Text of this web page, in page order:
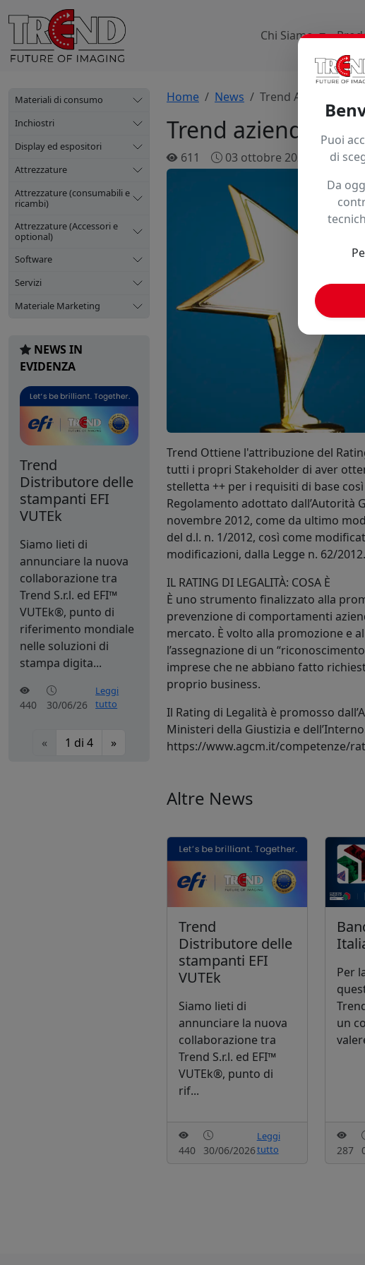
Chi Siamo
Materiali di consumo
Inchiostri
Display ed espositori
Attrezzature
Attrezzature (consumabili e
ricambi)
Attrezzature (Accessori e
optional)
Software
Servizi
Materiale Marketing
NEWS IN
EVIDENZA
Trend
Distributore delle
stampanti EFI
VUTEk
Siamo lieti di
annunciare la nuova
collaborazione tra
Trend S.r.l. ed EFI™
VUTEk®, punto di
riferimento mondiale
nelle soluzioni di
stampa digita...
440 30/06/26
Leggi
tutto
« 1 di 4 »
Home News Trend Azienda Etica
Trend azienda
611 03 ottobre 2025
Trend Ottiene l'attribuzione del
tutti i propri Stakeholder di aver
stelletta ++ per i requisiti di base
Regolamento adottato dall’Autorità
novembre 2012, come da ultimo
del d.l. n. 1/2012, così come
modificazioni, dalla Legge n. 62/2012.
IL RATING DI LEGALITÀ: COSA È
È uno strumento finalizzato alla
prevenzione di comportamenti
mercato. È volto alla promozione e
l’assegnazione di un
imprese che ne abbiano fatto
proprio business.
Il Rating di Legalità è promosso
Ministeri della Giustizia e
https://www.agcm.it/competenze/
Altre News
Trend
Distributore delle
stampanti EFI
VUTEk
Siamo lieti di
annunciare la nuova
collaborazione tra
Trend S.r.l. ed EFI™
VUTEk®, punto di
rif...
440 30/06/2026
Leggi
tutto
Per
un
287
Puoi
di
Da